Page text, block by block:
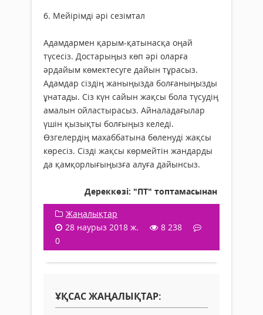
6. Мейірімді әрі сезімтал
Адамдармен қарым-қатынасқа оңай
түсесіз. Достарыңыз көп әрі оларға
әрдайым көмектесуге дайын тұрасыз.
Адамдар сіздің жаныңызда болғаныңызды
ұнатады. Сіз күн сайын жақсы бола түсудің
амалын ойластырасыз. Айналадағылар
үшін қызықты болғыңыз келеді.
Өзгелердің махаббатына бөленуді жақсы
көресіз. Сізді жақсы көрмейтін жандарды
да қамқорлығыңызға алуға дайынсыз.
Дереккөзі: "ПТ" топтамасынан
Жаңалықтар
28 наурыз 2018 ж.
8 238
0
ҰҚСАС ЖАҢАЛЫҚТАР: